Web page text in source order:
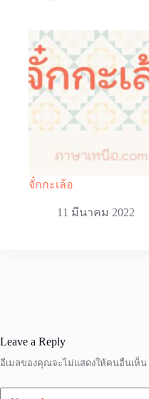
จั๋กกะเล้อ
11 มีนาคม 2022
Leave a Reply
อีเมลของคุณจะไม่แสดงให้คนอื่นเห็น